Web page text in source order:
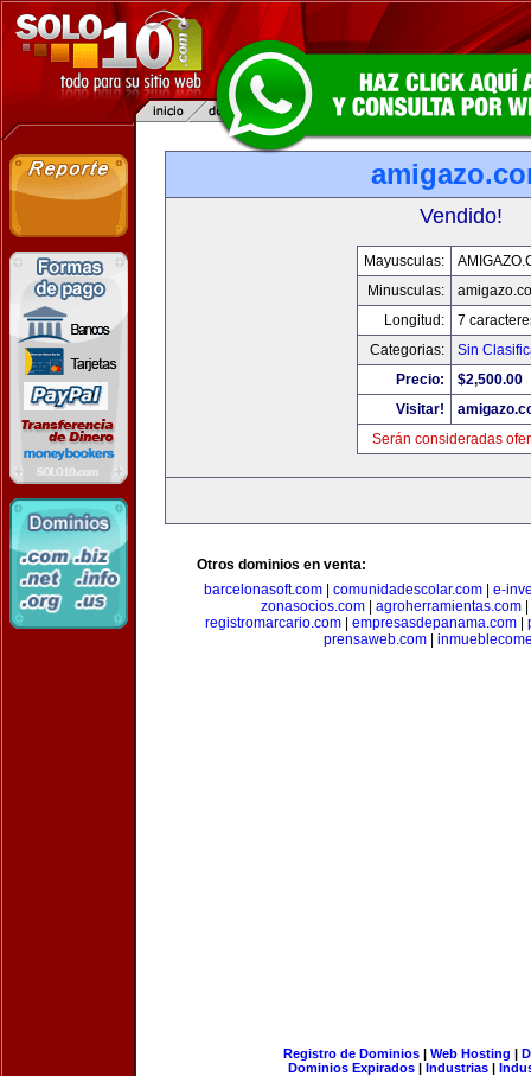
Vendido!
Mayusculas:
Minusculas:
Longitud:
7
Categorias:
Sin
Precio:
$2,500.00
Visitar!
Serán consideradas
Otros dominios en venta:
barcelonasoft.com
comunidadescolar.com
e-
zonasocios.com
agroherramientas.com
registromarcario.com| empresasdepanama.com|
prensaweb.com
Registro de Dominios| Web Hosting |
Dominios Expirados | Industrias |